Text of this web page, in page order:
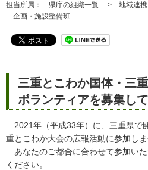
担当所属： 県庁の組織一覧 > 地域連
企画・施設整備班
三重とこわか国体・三
ボランティアを募集し
2021年（平成33年）に、三重県で
重とこわか大会の広報活動に参加しま
あなたのご都合に合わせて参加い
ください。